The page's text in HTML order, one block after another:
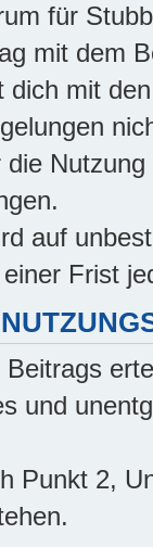
für
mit dem
dich mit
auf
Frist
und
Punkt 2,